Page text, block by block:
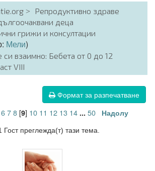
Репродуктивно здраве
деца
грижи и консултации
Мели)
си взаимно: Бебета от 0 до 12
VIII
Формат за разпечатване
678[9] 10 11 12 13 14 ... 50 Надолу
преглежда(т) тази тема.